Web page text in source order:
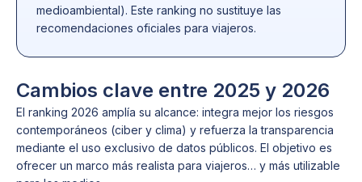
medioambiental). Este ranking no sustituye las
recomendaciones oficiales para viajeros.
Cambios clave entre 2025 y 2026
El ranking 2026 amplía su alcance: integra mejor los riesgos
contemporáneos (ciber y clima) y refuerza la transparencia
mediante el uso exclusivo de datos públicos. El objetivo es
ofrecer un marco más realista para viajeros… y más utilizable